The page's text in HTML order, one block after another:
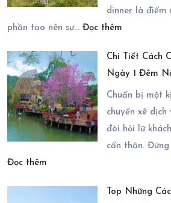
dinner là điểm
phần tạo nên sự… Đọc thêm
Quyết
Tổ
Chức
Gala
Dinner
Trong
Rang
Chi Tiết Cách
Ngày 1 Đêm
Chuẩn bị một
chuyến xê dịch
đòi hỏi lữ
cẩn thận.
Đọc thêm
Top Những